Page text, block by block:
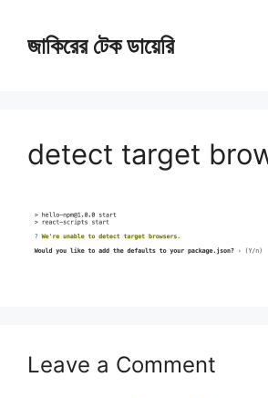
জাকিরের টেক ডায়েরি
detect target
Leave a Comment